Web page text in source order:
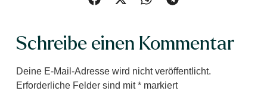
Schreibe einen Kommentar
Deine E-Mail-Adresse wird nicht veröffentlicht.
Erforderliche Felder sind mit*markiert